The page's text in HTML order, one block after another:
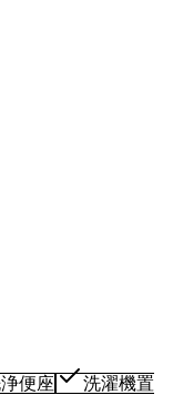
便座
洗濯機置